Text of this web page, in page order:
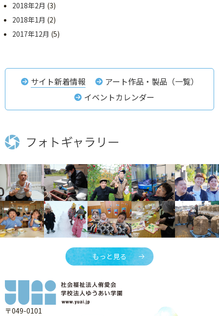
2018年2月 (3)
2018年1月 (2)
2017年12月 (5)
サイト新着情報
アート作品・製品（一覧）
イベントカレンダー
もっと見る
〒049-0101